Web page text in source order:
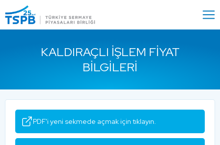
Close
KALDIRAÇLI İŞLEM FIYAT
BILGILERI
PDF'i yeni sekmede açmak için tıklayın.